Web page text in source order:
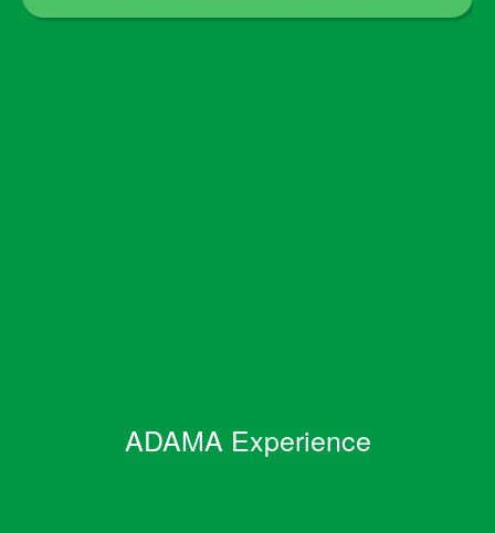
ADAMA Experience